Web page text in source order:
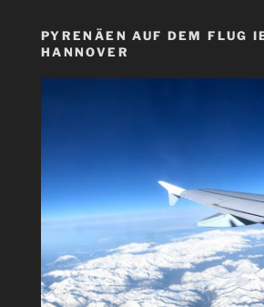
PYRENÄEN AUF DEM FLUG
HANNOVER